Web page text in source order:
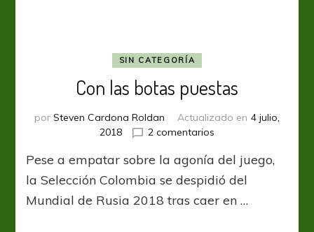
SIN CATEGORÍA
Con las botas puestas
por Steven Cardona Roldan Actualizado en 4 julio,
2018
2 comentarios
las
botas
Pese a empatar sobre la agonía del juego,
la Selección Colombia se despidió del
Mundial de Rusia 2018 tras caer en …